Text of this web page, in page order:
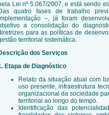
Lei nº 5.067/2007, e está sendo
quatro fases de trabalho
–, já foram
a consolidação do
para as políticas de
territorial sistemática.
dos Serviços
Etapa de Diagnóstico
Relato da situação atual com
uso presente, infraestrutura
organizacional da sociedade
territorial ao longo do tempo.
Identificação das